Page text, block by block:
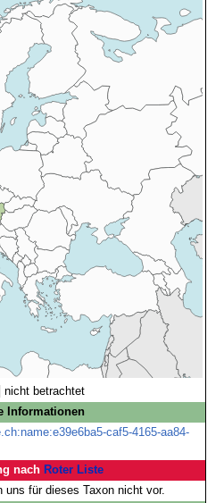
nicht betrachtet
Informationen
caf5-4165-aa84-
nach Roter Liste
uns für dieses Taxon nicht vor.